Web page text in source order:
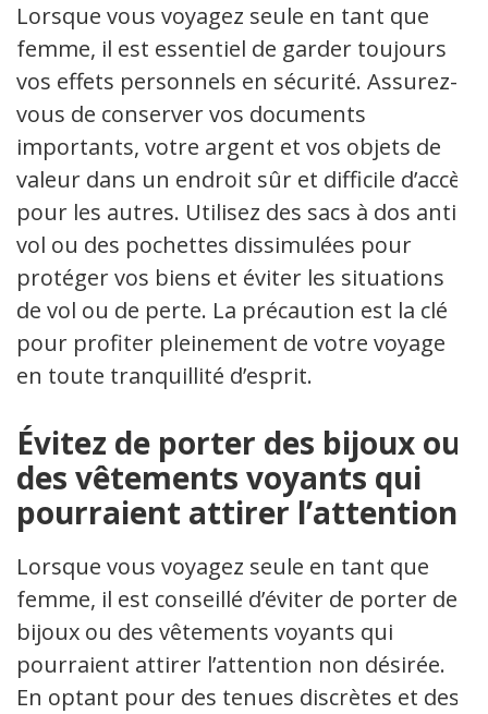
Lorsque vous voyagez seule en tant que
femme, il est essentiel de garder toujours
vos effets personnels en sécurité. Assurez-
vous de conserver vos documents
importants, votre argent et vos objets de
valeur dans un endroit sûr et difficile d’accès
pour les autres. Utilisez des sacs à dos anti-
vol ou des pochettes dissimulées pour
protéger vos biens et éviter les situations
de vol ou de perte. La précaution est la clé
pour profiter pleinement de votre voyage
en toute tranquillité d’esprit.
Évitez de porter des bijoux ou
des vêtements voyants qui
pourraient attirer l’attention.
Lorsque vous voyagez seule en tant que
femme, il est conseillé d’éviter de porter des
bijoux ou des vêtements voyants qui
pourraient attirer l’attention non désirée.
En optant pour des tenues discrètes et des